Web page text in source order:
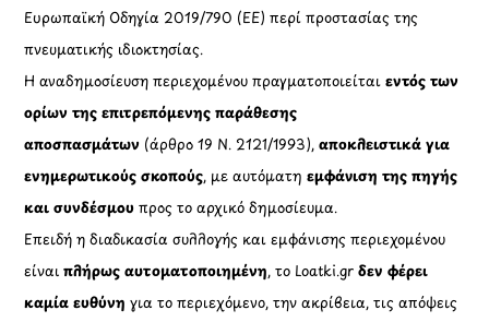
Ευρωπαϊκή Οδηγία 2019/790 (ΕΕ) περί προστασίας της
πνευματικής ιδιοκτησίας.
Η αναδημοσίευση περιεχομένου πραγματοποιείταιεντός των
ορίων της επιτρεπόμενης παράθεσης
αποσπασμάτων (άρθρο 19 Ν. 2121/1993), αποκλειστικά για
ενημερωτικούς σκοπούς, με αυτόματηεμφάνιση της πηγής
και συνδέσμου προς το αρχικό δημοσίευμα.
Επειδή η διαδικασία συλλογής και εμφάνισης περιεχομένου
είναιπλήρως αυτοματοποιημένη, το Loatki.grδεν φέρει
καμία ευθύνη για το περιεχόμενο, την ακρίβεια, τις απόψεις